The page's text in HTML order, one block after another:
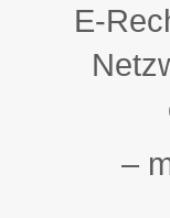
E-
–